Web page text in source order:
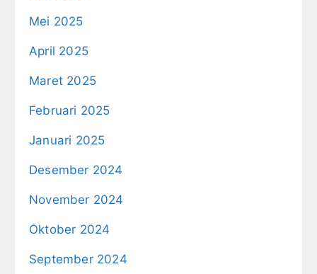
Mei 2025
April 2025
Maret 2025
Februari 2025
Januari 2025
Desember 2024
November 2024
Oktober 2024
September 2024